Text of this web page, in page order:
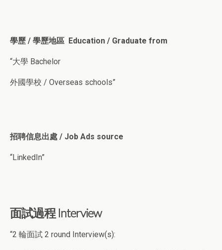
學歷 / 學歷地區 Education / Graduate from
“大學 Bachelor
外國學校 / Overseas schools”
招聘信息出處 / Job Ads source
“LinkedIn”
面試過程 Interview
“2 輪面試 2 round Interview(s):